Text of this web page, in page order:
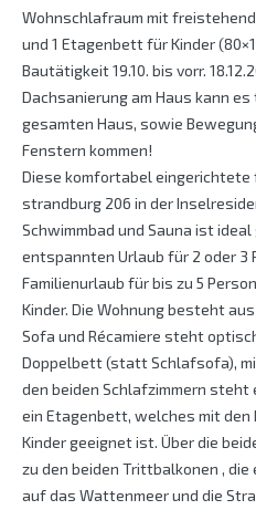
Wohnschlafraum mit
und 1 Etagenbett für Kinder
Bautätigkeit 19.10. bis vorr.
Dachsanierung am Haus kann
gesamten Haus, sowie
Fenstern kommen!
Diese komfortabel
strandburg 206 in der
Schwimmbad und Sauna ist
entspannten Urlaub für 2 oder 3
Familienurlaub für bis zu 5
Kinder. Die Wohnung besteht
Sofa und Récamiere steht
Doppelbett (statt Schlafsofa),
den beiden Schlafzimmern steht
ein Etagenbett, welches mit den
Kinder geeignet ist. Über die
zu den beiden Trittbalkonen ,
auf das Wattenmeer und die